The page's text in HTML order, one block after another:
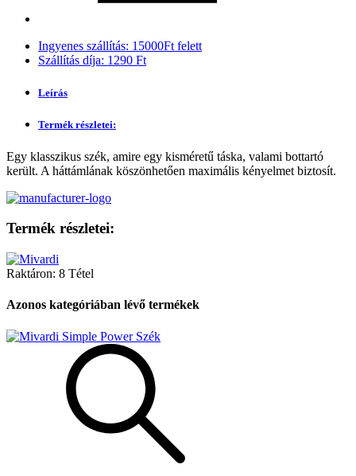
Ingyenes szállítás: 15000Ft felett
Szállítás díja: 1290 Ft
Leírás
Termék részletei:
Egy klasszikus szék, amire egy kisméretű táska, valami bottartó
került. A háttámlának köszönhetően maximális kényelmet biztosít.
Termék részletei:
Raktáron: 8 Tétel
Azonos kategóriában lévő termékek